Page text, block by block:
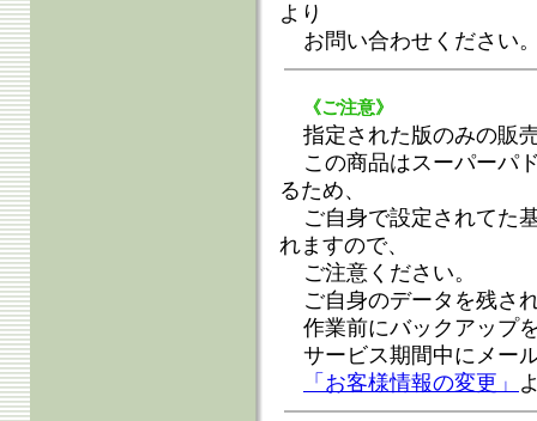
より
お問い合わせください
《ご注意》
指定された版のみの販
この商品はスーパーパ
るため、
ご自身で設定されてた
れますので、
ご注意ください。
ご自身のデータを残さ
作業前にバックアップ
サービス期間中にメー
「お客様情報の変更」